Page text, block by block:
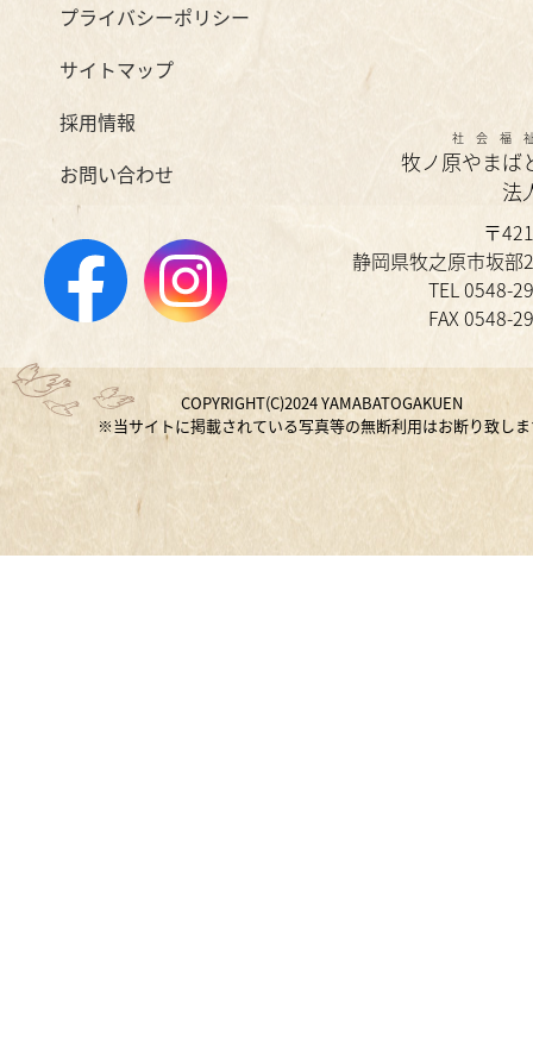
プライバシーポリシー
サイトマップ
採用情報
お問い合わせ
社会福
牧ノ原やまば
法
〒
静岡県牧之原市坂部
TEL 0548-
FAX 0548-
COPYRIGHT(C)2024 YAMABATOGAKUEN
※当サイトに掲載されている写真等の無断利用はお断り致し